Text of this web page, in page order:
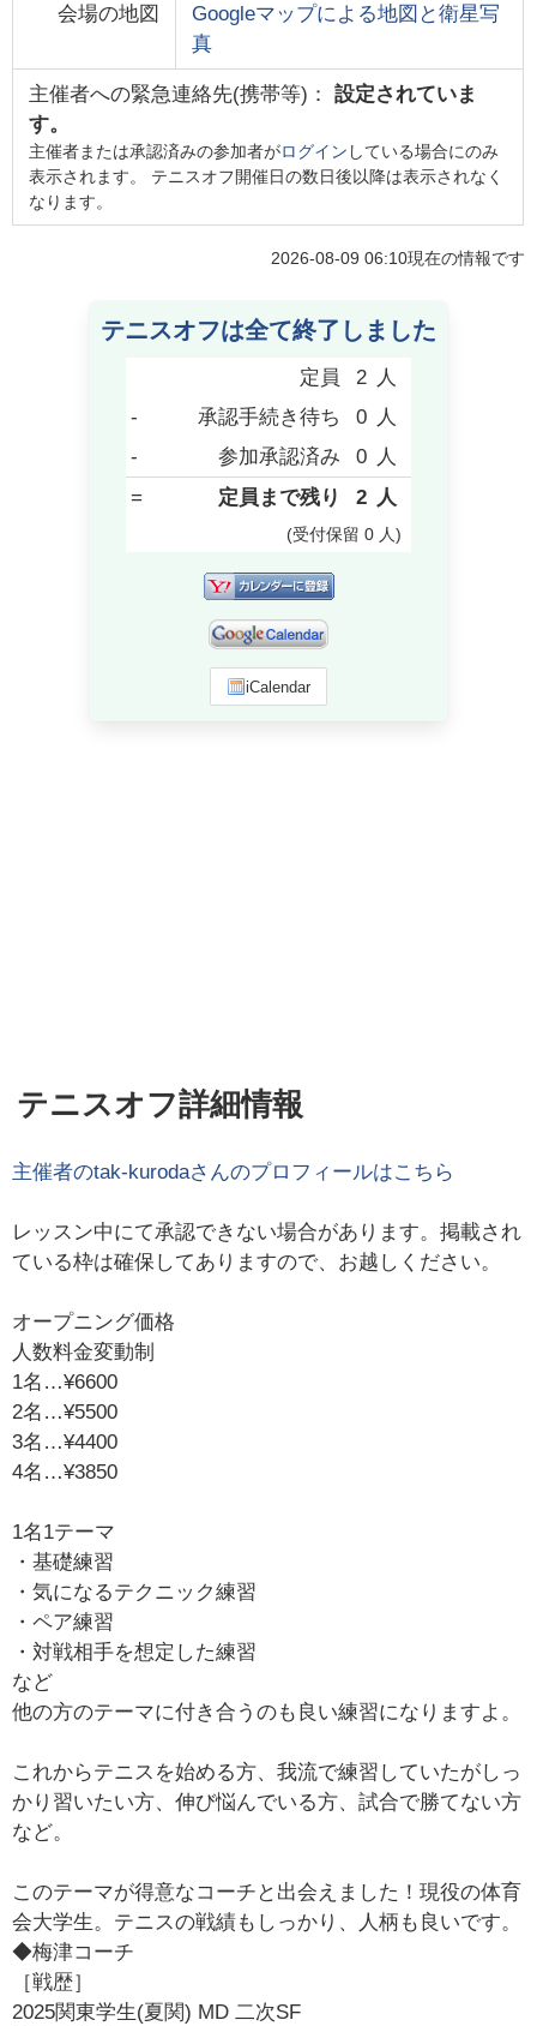
会場の地図
Googleマップによる地図と衛星写
真
主催者への緊急連絡先(携帯等)： 設定されていま
す。
主催者または承認済みの参加者がログイン している場合にのみ
表示されます。 テニスオフ開催日の数日後以降は表示されなく
なります。
2026-08-09 06:10現在の情報です
テニスオフは全て終了しました
定員 2 人
-
承認手続き待ち 0 人
-
参加承認済み 0 人
=
定員まで残り 2 人
(受付保留 0 人)
iCalendar
テニスオフ詳細情報
主催者のtak-kurodaさんのプロフィールはこちら
レッスン中にて承認できない場合があります。掲載され
ている枠は確保してありますので、お越しください。
オープニング価格
人数料金変動制
1名…¥6600
2名…¥5500
3名…¥4400
4名…¥3850
1名1テーマ
・基礎練習
・気になるテクニック練習
・ペア練習
・対戦相手を想定した練習
など
他の方のテーマに付き合うのも良い練習になりますよ。
これからテニスを始める方、我流で練習していたがしっ
かり習いたい方、伸び悩んでいる方、試合で勝てない方
など。
このテーマが得意なコーチと出会えました！現役の体育
会大学生。テニスの戦績もしっかり、人柄も良いです。
◆梅津コーチ
［戦歴］
2025関東学生(夏関) MD 二次SF